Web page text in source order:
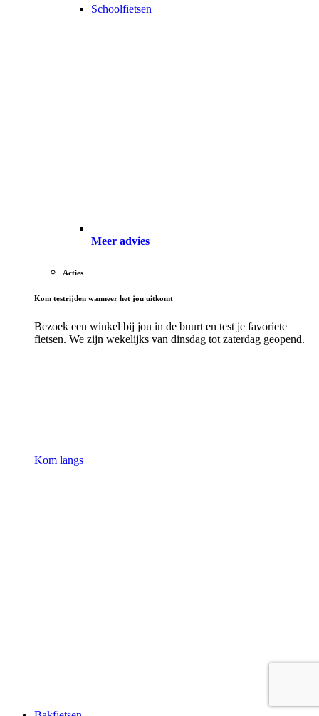
Schoolfietsen
Meer advies
Acties
Kom testrijden wanneer het jou uitkomt
Bezoek een winkel bij jou in de buurt en test je favoriete
fietsen. We zijn wekelijks van dinsdag tot zaterdag geopend.
Kom langs